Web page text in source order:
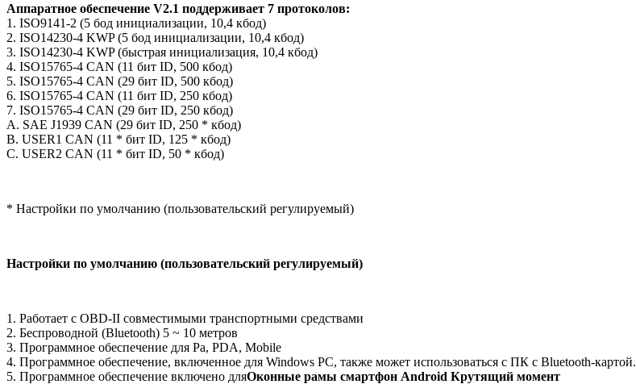
Аппаратное обеспечение V2.1 поддерживает 7 протоколов:
1. ISO9141-2 (5 бод инициализации, 10,4 кбод)
2. ISO14230-4 KWP (5 бод инициализации, 10,4 кбод)
3. ISO14230-4 KWP (быстрая инициализация, 10,4 кбод)
4. ISO15765-4 CAN (11 бит ID, 500 кбод)
5. ISO15765-4 CAN (29 бит ID, 500 кбод)
6. ISO15765-4 CAN (11 бит ID, 250 кбод)
7. ISO15765-4 CAN (29 бит ID, 250 кбод)
A. SAE J1939 CAN (29 бит ID, 250 * кбод)
B. USER1 CAN (11 * бит ID, 125 * кбод)
C. USER2 CAN (11 * бит ID, 50 * кбод)
* Настройки по умолчанию (пользовательский регулируемый)
Настройки по умолчанию (пользовательский регулируемый)
1. Работает с OBD-II совместимыми транспортными средствами
2. Беспроводной (Bluetooth) 5 ~ 10 метров
3. Программное обеспечение для Pa, PDA, Mobile
4. Программное обеспечение, включенное для Windows PC, также может использоваться с ПК с Bluetooth-картой.
5. Программное обеспечение включено дляОконные рамы смартфон Android Крутящий момент